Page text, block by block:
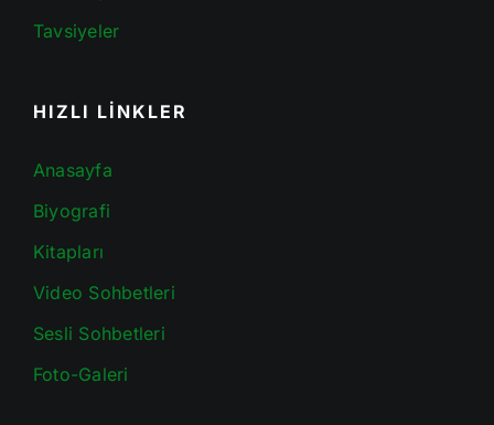
Tavsiyeler
HIZLI LİNKLER
Anasayfa
Biyografi
Kitapları
Video Sohbetleri
Sesli Sohbetleri
Foto-Galeri